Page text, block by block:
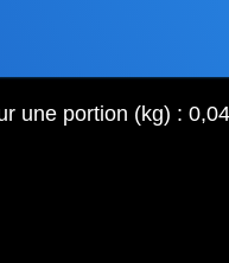
une portion (kg) : 0,04